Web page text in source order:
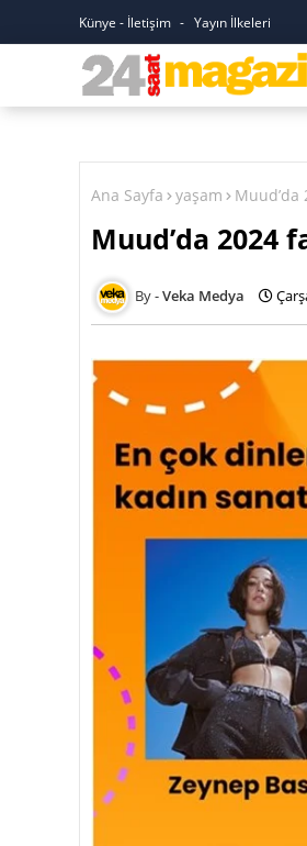
Künye - İletişim Yayın İlkeleri
Ana Sayfa yaşam
Muud’da
Veka Medya